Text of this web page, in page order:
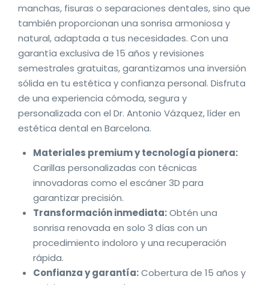
manchas, fisuras o separaciones dentales, sino que
también proporcionan una sonrisa armoniosa y
natural, adaptada a tus necesidades. Con una
garantía exclusiva de 15 años y revisiones
semestrales gratuitas, garantizamos una inversión
sólida en tu estética y confianza personal. Disfruta
de una experiencia cómoda, segura y
personalizada con el Dr. Antonio Vázquez, líder en
estética dental en Barcelona.
Materiales premium y tecnología pionera:
Carillas personalizadas con técnicas
innovadoras como el escáner 3D para
garantizar precisión.
Transformación inmediata:Obtén una
sonrisa renovada en solo 3 días con un
procedimiento indoloro y una recuperación
rápida.
Confianza y garantía:Cobertura de 15 años y